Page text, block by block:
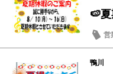
🍉
営
鴨川